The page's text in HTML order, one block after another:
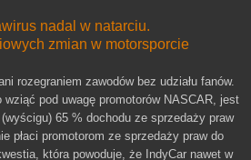
nadal w natarciu.
zmian w motorsporcie
rozegraniem zawodów bez udziału fanów.
wziąć pod uwagę promotorów NASCAR, jest
65 % dochodu ze sprzedaży praw
płaci promotorom ze sprzedaży praw do
która powoduje, że IndyCar nawet w